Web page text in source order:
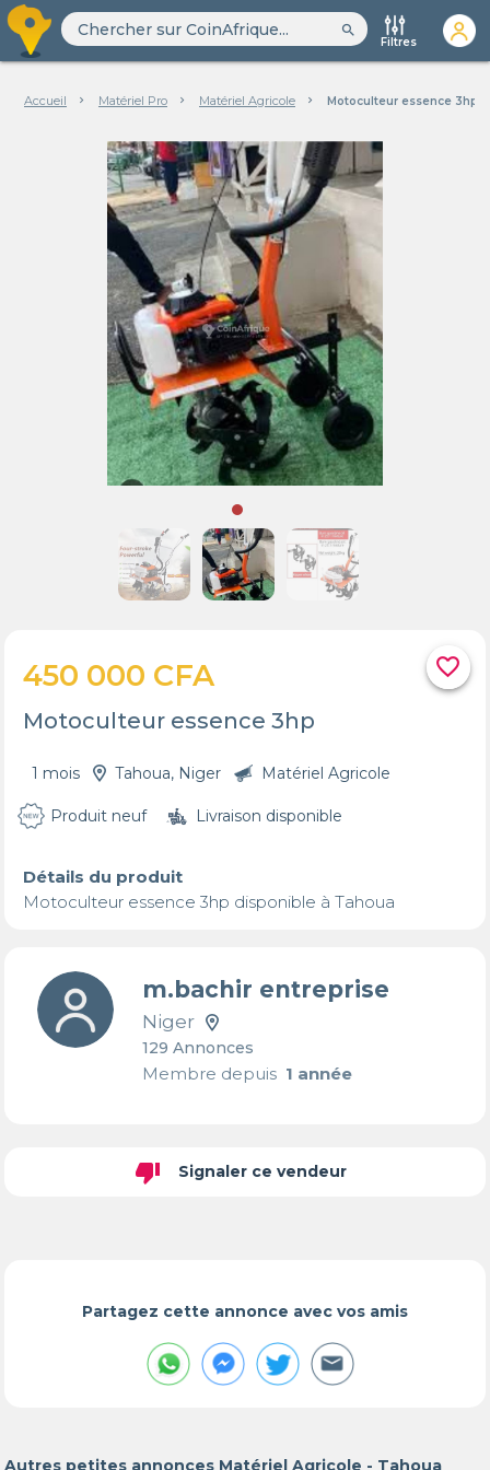
search
Filtres
Accueil Matériel Pro Matériel Agricole Motoculteur essence 3hp
favorite_border
450 000 CFA
Motoculteur essence 3hp
1 mois Tahoua, Niger Matériel Agricole
Produit neuf Livraison disponible
Détails du produit
Motoculteur essence 3hp disponible à Tahoua
m.bachir entreprise
Niger
129 Annonces
Membre depuis1 année
thumb_down Signaler ce vendeur
Partagez cette annonce avec vos amis
Autres petites annonces Matériel Agricole - Tahoua